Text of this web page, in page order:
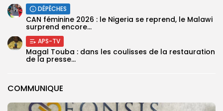
COMMUNIQUE
DÉPÊCHES
‎CAN féminine 2026 : le Nigeria se reprend, le Malawi
surprend encore...
APS-TV
Magal Touba : dans les coulisses de la restauration
de la presse...